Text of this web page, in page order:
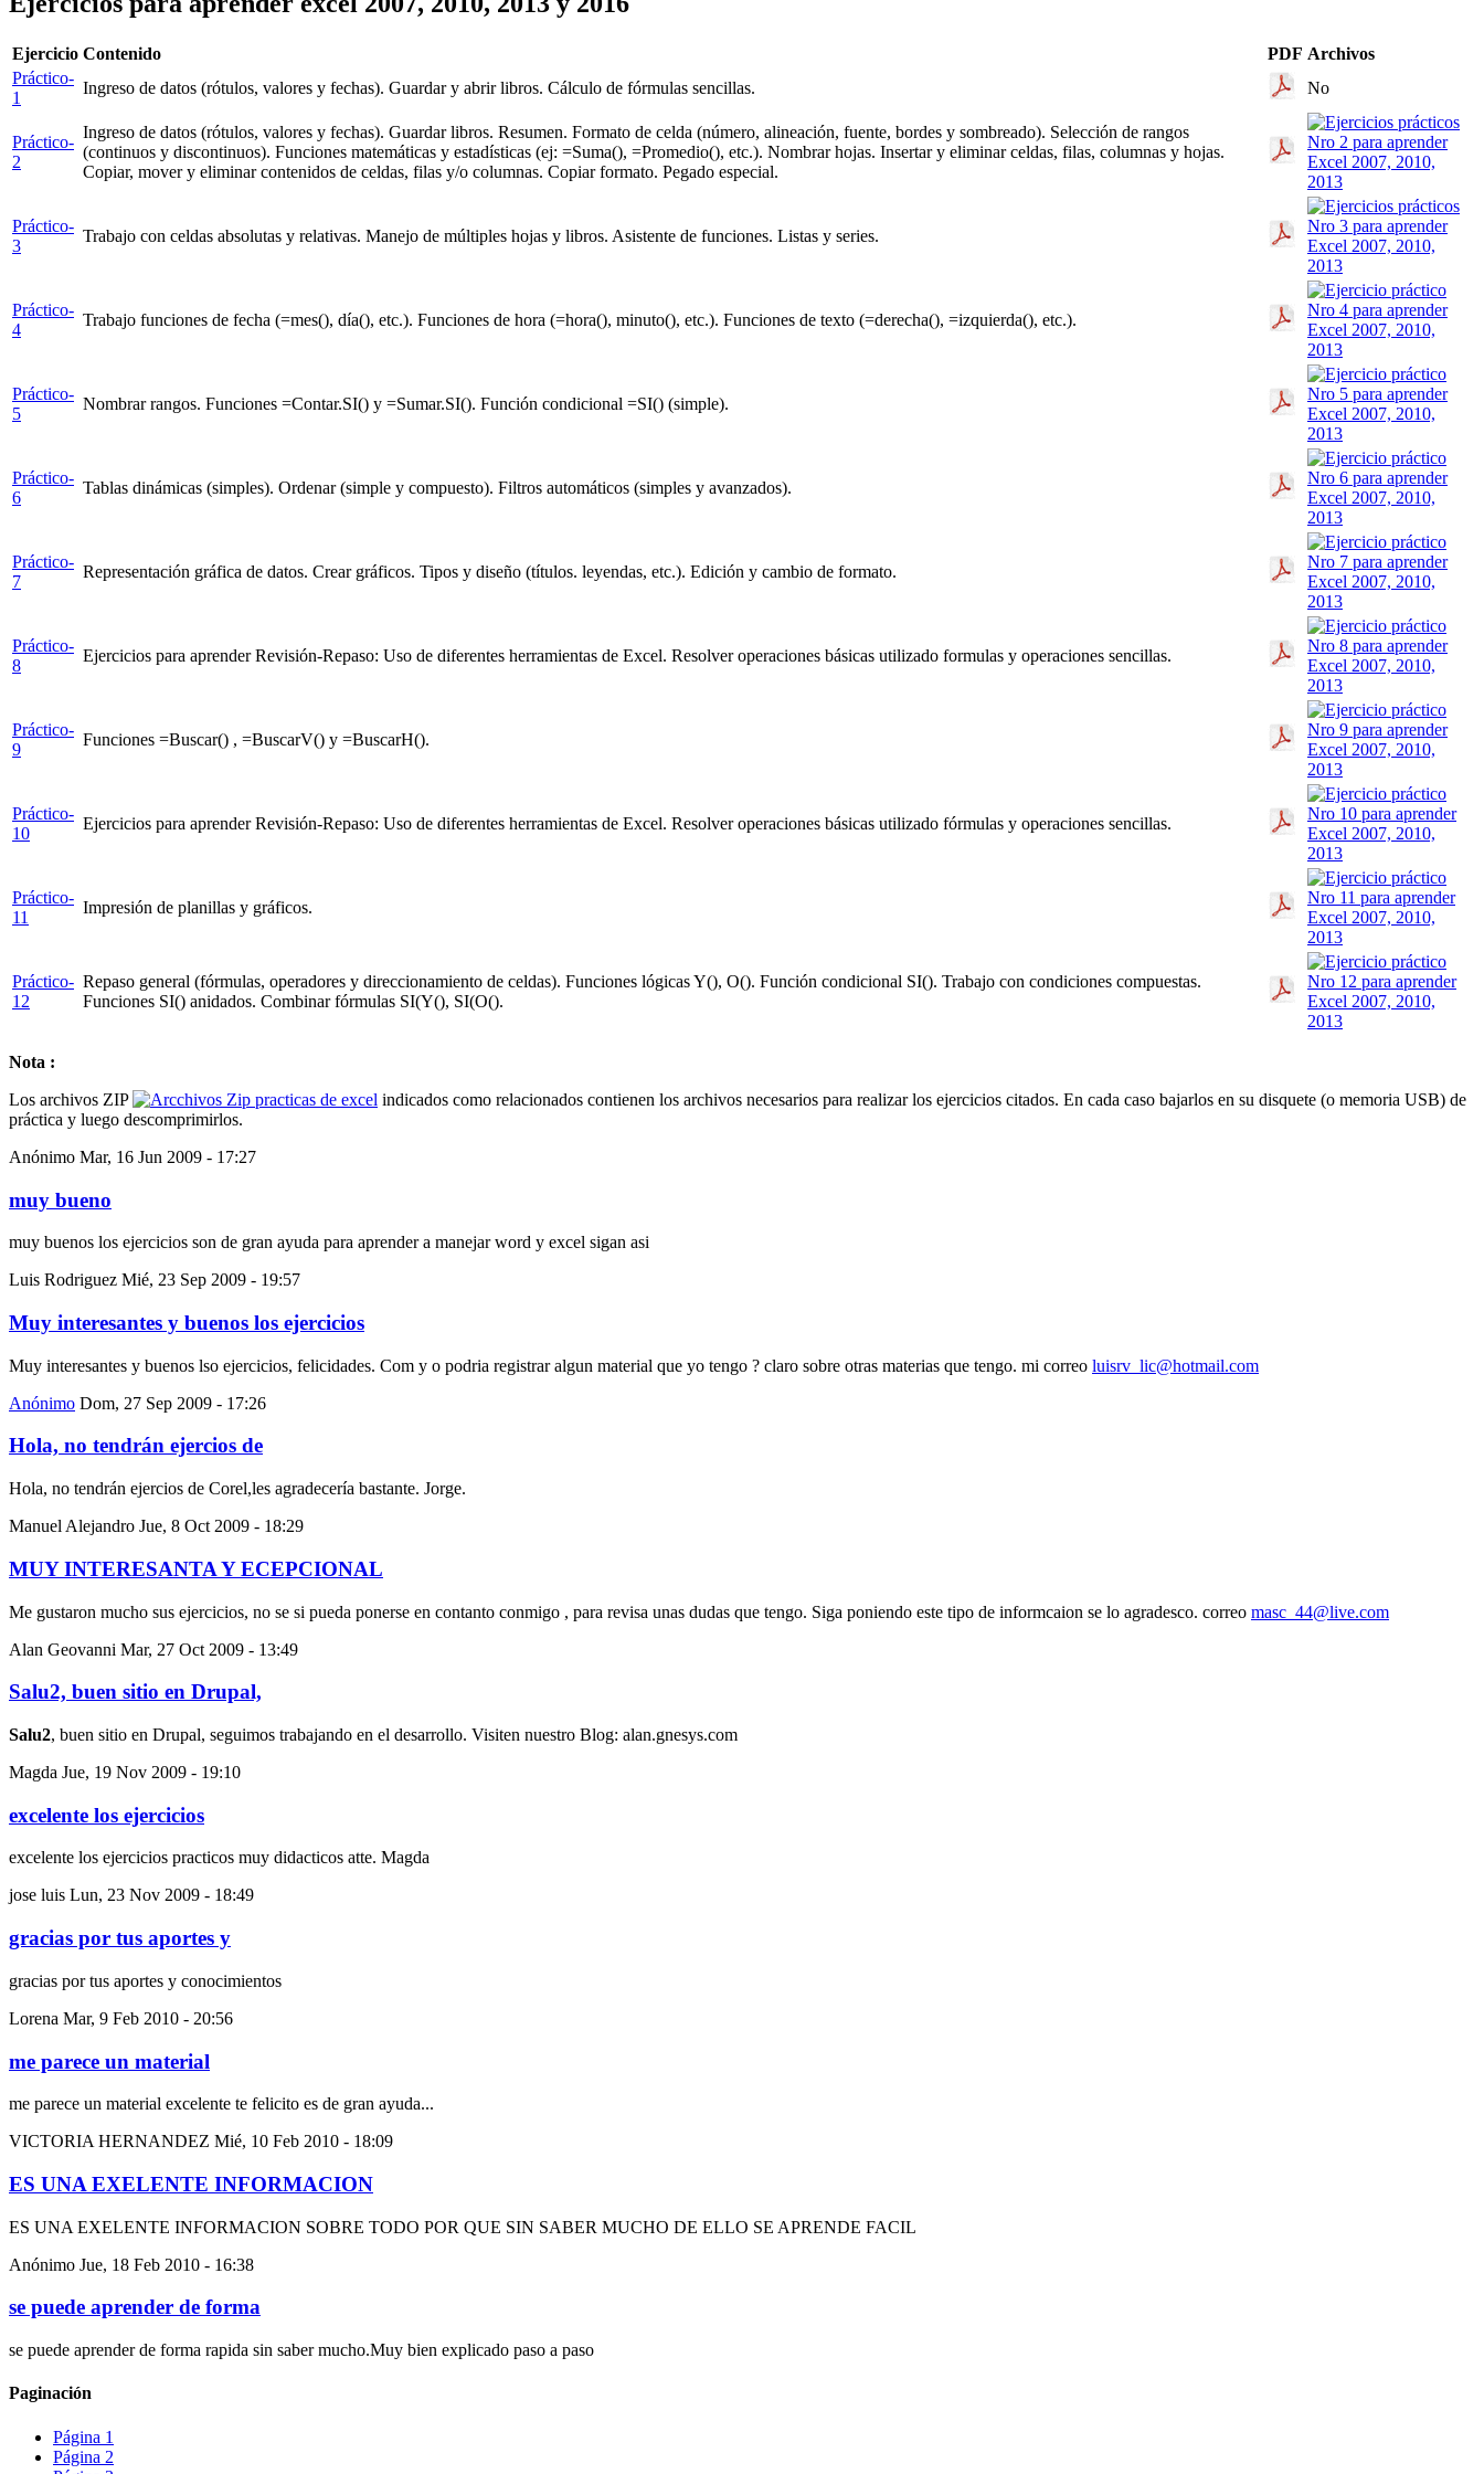
Ejercicio Contenido PDF Archivos
Práctico-
1
Ingreso de datos (rótulos, valores y fechas). Guardar y abrir libros. Cálculo de fórmulas sencillas. No
Práctico-
2
Ingreso de datos (rótulos, valores y fechas). Guardar libros. Resumen. Formato de celda (número, alineación, fuente, bordes y sombreado). Selección de rangos
(continuos y discontinuos). Funciones matemáticas y estadísticas (ej: =Suma(), =Promedio(), etc.). Nombrar hojas. Insertar y eliminar celdas, filas, columnas y hojas.
Copiar, mover y eliminar contenidos de celdas, filas y/o columnas. Copiar formato. Pegado especial.
Práctico-
3
Trabajo con celdas absolutas y relativas. Manejo de múltiples hojas y libros. Asistente de funciones. Listas y series.
Práctico-
4
Trabajo funciones de fecha (=mes(), día(), etc.). Funciones de hora (=hora(), minuto(), etc.). Funciones de texto (=derecha(), =izquierda(), etc.).
Práctico-
5
Nombrar rangos. Funciones =Contar.SI() y =Sumar.SI(). Función condicional =SI() (simple).
Práctico-
6
Tablas dinámicas (simples). Ordenar (simple y compuesto). Filtros automáticos (simples y avanzados).
Práctico-
7
Representación gráfica de datos. Crear gráficos. Tipos y diseño (títulos. leyendas, etc.). Edición y cambio de formato.
Práctico-
8
Ejercicios para aprender Revisión-Repaso: Uso de diferentes herramientas de Excel. Resolver operaciones básicas utilizado formulas y operaciones sencillas.
Práctico-
9
Funciones =Buscar() , =BuscarV() y =BuscarH().
Práctico-
10
Ejercicios para aprender Revisión-Repaso: Uso de diferentes herramientas de Excel. Resolver operaciones básicas utilizado fórmulas y operaciones sencillas.
Práctico-
11
Impresión de planillas y gráficos.
Práctico-
12
Repaso general (fórmulas, operadores y direccionamiento de celdas). Funciones lógicas Y(), O(). Función condicional SI(). Trabajo con condiciones compuestas.
Funciones SI() anidados. Combinar fórmulas SI(Y(), SI(O().
Nota :
Los archivos ZIP
indicados como relacionados contienen los archivos necesarios para realizar los ejercicios citados. En cada caso bajarlos en su disquete (o memoria USB) de
práctica y luego descomprimirlos.
Anónimo Mar, 16 Jun 2009 - 17:27
muy bueno
muy buenos los ejercicios son de gran ayuda para aprender a manejar word y excel sigan asi
Luis Rodriguez Mié, 23 Sep 2009 - 19:57
Muy interesantes y buenos los ejercicios
Muy interesantes y buenos lso ejercicios, felicidades. Com y o podria registrar algun material que yo tengo ? claro sobre otras materias que tengo. mi correo luisrv_lic@hotmail.com
Anónimo Dom, 27 Sep 2009 - 17:26
Hola, no tendrán ejercios de
Hola, no tendrán ejercios de Corel,les agradecería bastante. Jorge.
Manuel Alejandro Jue, 8 Oct 2009 - 18:29
MUY INTERESANTA Y ECEPCIONAL
Me gustaron mucho sus ejercicios, no se si pueda ponerse en contanto conmigo , para revisa unas dudas que tengo. Siga poniendo este tipo de informcaion se lo agradesco. correo masc_44@live.com
Alan Geovanni Mar, 27 Oct 2009 - 13:49
Salu2, buen sitio en Drupal,
Salu2, buen sitio en Drupal, seguimos trabajando en el desarrollo. Visiten nuestro Blog: alan.gnesys.com
Magda Jue, 19 Nov 2009 - 19:10
excelente los ejercicios
excelente los ejercicios practicos muy didacticos atte. Magda
jose luis Lun, 23 Nov 2009 - 18:49
gracias por tus aportes y
gracias por tus aportes y conocimientos
Lorena Mar, 9 Feb 2010 - 20:56
me parece un material
me parece un material excelente te felicito es de gran ayuda...
VICTORIA HERNANDEZ Mié, 10 Feb 2010 - 18:09
ES UNA EXELENTE INFORMACION
ES UNA EXELENTE INFORMACION SOBRE TODO POR QUE SIN SABER MUCHO DE ELLO SE APRENDE FACIL
Anónimo Jue, 18 Feb 2010 - 16:38
se puede aprender de forma
se puede aprender de forma rapida sin saber mucho.Muy bien explicado paso a paso
Paginación
Página 1
Página 2